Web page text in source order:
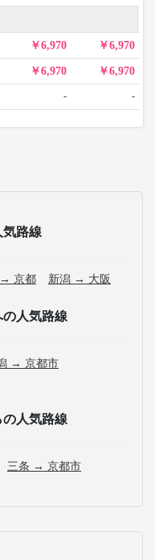
6,970 6,970
6,970 6,970
- -
気路線
京都 新潟 → 大阪
人気路線
→ 京都市
人気路線
三条 → 京都市